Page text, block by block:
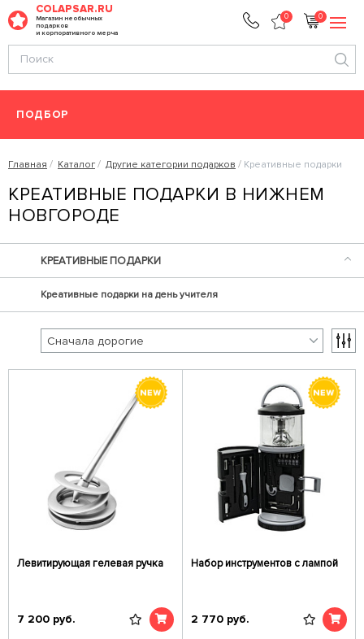
COLAPSAR.RU
Магазин необычных
подарков
и корпоративного мерча
0 0
ПОДБОР
Главная Каталог Другие категории подарков Креативные подарки
КРЕАТИВНЫЕ ПОДАРКИ В НИЖНЕМ
НОВГОРОДЕ
КРЕАТИВНЫЕ ПОДАРКИ
Креативные подарки на день учителя
Левитирующая гелевая ручка
7 200 руб.
Набор инструментов с лампой
2 770 руб.